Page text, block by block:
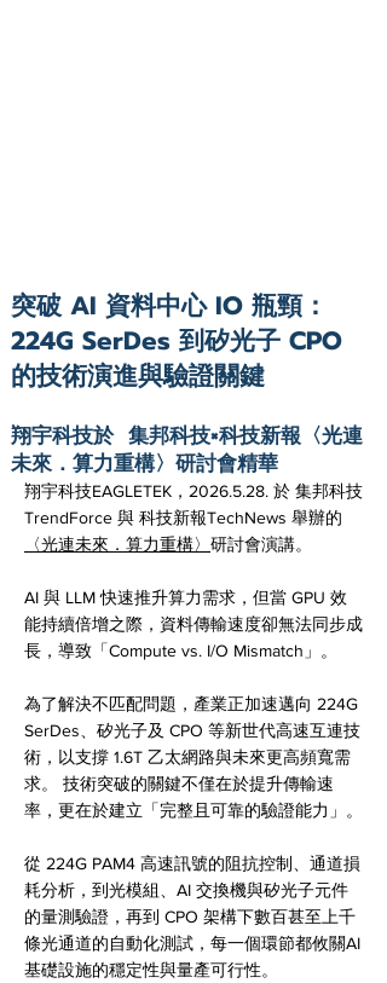
突破 AI 資料中心 IO 瓶頸：
224G SerDes 到矽光子 CPO
的技術演進與驗證關鍵
翔宇科技於 集邦科技×科技新報〈光連
未來．算力重構〉研討會精華
翔宇科技EAGLETEK，2026.5.28. 於 集邦科技
TrendForce 與 科技新報TechNews 舉辦的
〈光連未來．算力重構〉 研討會演講。
AI 與 LLM 快速推升算力需求，但當 GPU 效
能持續倍增之際，資料傳輸速度卻無法同步成
長，導致「Compute vs. I/O Mismatch」。
為了解決不匹配問題，產業正加速邁向 224G
SerDes、矽光子及 CPO 等新世代高速互連技
術，以支撐 1.6T 乙太網路與未來更高頻寬需
求。 技術突破的關鍵不僅在於提升傳輸速
率，更在於建立「完整且可靠的驗證能力」。
從 224G PAM4 高速訊號的阻抗控制、通道損
耗分析，到光模組、AI 交換機與矽光子元件
的量測驗證，再到 CPO 架構下數百甚至上千
條光通道的自動化測試，每一個環節都攸關AI
基礎設施的穩定性與量產可行性。